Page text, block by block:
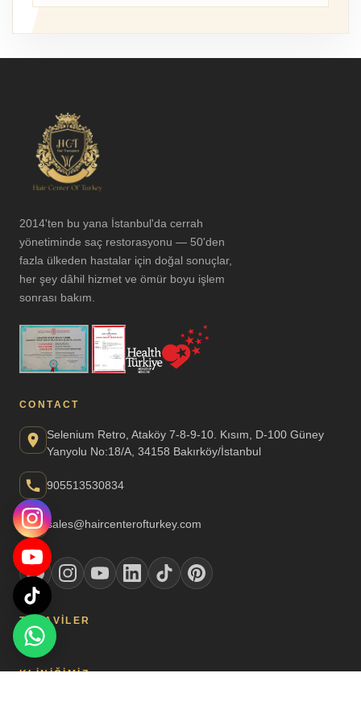
2014'ten bu yana İstanbul'da cerrah
yönetiminde saç restorasyonu — 50'den
fazla ülkeden hastalar için doğal sonuçlar,
her şey dâhil hizmet ve ömür boyu işlem
sonrası bakım.
CONTACT
Selenium Retro, Ataköy 7-8-9-10. Kısım, D-100 Güney
Yanyolu No:18/A, 34158 Bakırköy/İstanbul
905513530834
sales@haircenterofturkey.com
TEDAVILER
KLINIĞIMIZ